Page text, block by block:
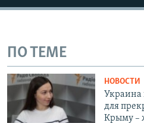
ПО ТЕМЕ
НОВОСТИ
Украина
для
Крыму –